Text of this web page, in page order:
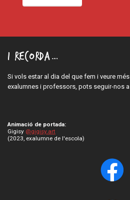
I recorda…
Si vols estar al dia del que fem i veure
exalumnes i professors, pots seguir-nos
Animació de portada:
Gigisy @gigisy.art
(2023, exalumne de l'escola)